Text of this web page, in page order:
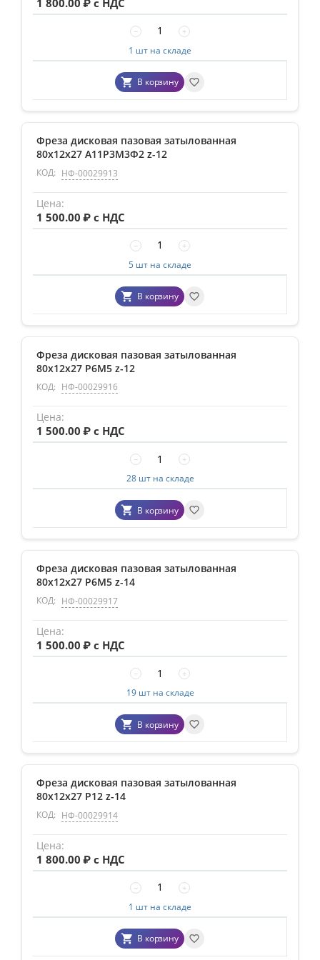
+
−
1 шт на складе
В корзину
Фреза дисковая пазовая затылованная
80х12х27 А11Р3М3Ф2 z-12
КОД: НФ-00029913
1 500.00 ₽ с НДС
+
−
5 шт на складе
В корзину
Фреза дисковая пазовая затылованная
80х12х27 Р6М5 z-12
КОД: НФ-00029916
1 500.00 ₽ с НДС
+
−
28 шт на складе
В корзину
Фреза дисковая пазовая затылованная
80х12х27 Р6М5 z-14
КОД: НФ-00029917
1 500.00 ₽ с НДС
+
−
19 шт на складе
В корзину
Фреза дисковая пазовая затылованная
80х12х27 Р12 z-14
КОД: НФ-00029914
1 800.00 ₽ с НДС
+
−
1 шт на складе
В корзину